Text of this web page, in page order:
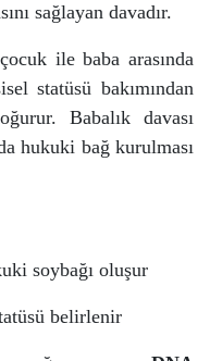
sağlayan davadır.
ile baba arasında
statüsü bakımından
Babalık davası
hukuki bağ kurulması
soybağı oluşur
belirlenir